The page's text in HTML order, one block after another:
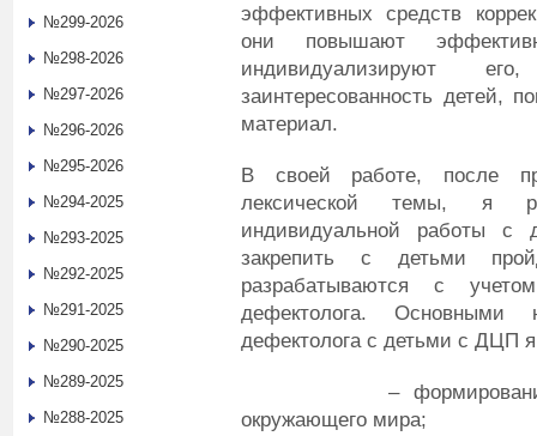
эффективных средств
они повышают
индивидуализируют
заинтересованность детей,
материал.
В своей работе, после
лексической темы, я
индивидуальной работы с
закрепить с детьми
разрабатываются с
дефектолога. Основными
дефектолога с детьми с ДЦП
– формирование
окружающего мира;
№299-2026
№298-2026
№297-2026
№296-2026
№295-2026
№294-2025
№293-2025
№292-2025
№291-2025
№290-2025
№289-2025
№288-2025